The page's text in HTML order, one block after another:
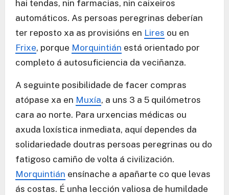
hai tendas, nin farmacias, nin caixeiros
automáticos. As persoas peregrinas deberían
ter reposto xa as provisións en Lires ou en
Frixe, porque Morquintián está orientado por
completo á autosuficiencia da veciñanza.
A seguinte posibilidade de facer compras
atópase xa en Muxía, a uns 3 a 5 quilómetros
cara ao norte. Para urxencias médicas ou
axuda loxística inmediata, aquí dependes da
solidariedade doutras persoas peregrinas ou do
fatigoso camiño de volta á civilización.
Morquintián ensínache a apañarte co que levas
ás costas. É unha lección valiosa de humildade